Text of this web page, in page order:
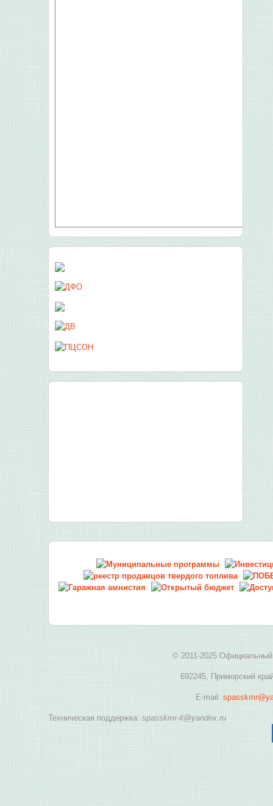
© 2011-2025 Официальный
692245, Приморский
E-mail:
Техническая поддержка: spasskmr-it@yandex.ru